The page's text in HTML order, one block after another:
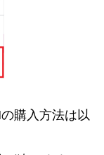
購入方法は以